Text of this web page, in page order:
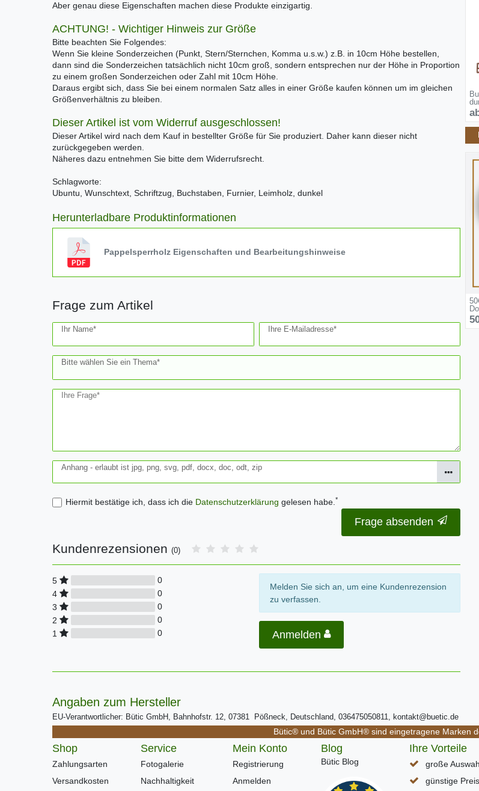
Aber genau diese Eigenschaften machen diese Produkte einzigartig.
ACHTUNG! - Wichtiger Hinweis zur Größe
Bitte beachten Sie Folgendes:
Wenn Sie kleine Sonderzeichen (Punkt, Stern/Sternchen, Komma u.s.w.) z.B. in 10cm Höhe bestellen,
dann sind die Sonderzeichen tatsächlich nicht 10cm groß, sondern entsprechen nur der Höhe in Proportion
zu einem großen Sonderzeichen oder Zahl mit 10cm Höhe.
Daraus ergibt sich, dass Sie bei einem normalen Satz alles in einer Größe kaufen können um im gleichen
Größenverhältnis zu bleiben.
Dieser Artikel ist vom Widerruf ausgeschlossen!
Dieser Artikel wird nach dem Kauf in bestellter Größe für Sie produziert. Daher kann dieser nicht
zurückgegeben werden.
Näheres dazu entnehmen Sie bitte dem Widerrufsrecht.
Schlagworte:
Ubuntu, Wunschtext, Schriftzug, Buchstaben, Furnier, Leimholz, dunkel
Herunterladbare Produktinformationen
Pappelsperrholz Eigenschaften und Bearbeitungshinweise
Frage zum Artikel
Ihr Name* Ihre E-Mailadresse*
Bitte wählen Sie ein Thema*
Ihre Frage*
Anhang - erlaubt ist jpg, png, svg, pdf, docx, doc, odt, zip
Hiermit bestätige ich, dass ich die Daten­schutz­erklärung gelesen habe. *
Ceres::Template.mailFormHoneypotLabel
Frage absenden
Kundenrezensionen (0)
5
0
4
0
3
0
2
0
1
0
Melden Sie sich an, um eine Kundenrezension
zu verfassen.
Anmelden
Angaben zum Hersteller
EU-Verantwortlicher: Bütic GmbH, Bahnhofstr. 12, 07381 Pößneck, Deutschland, 036475050811, kontakt@buetic.de
Bütic® und Bütic GmbH® sind eingetragene Marken
Shop
Zahlungsarten
Versandkosten
Service
Fotogalerie
Nachhaltigkeit
Mein Konto
Registrierung
Anmelden
Blog
Bütic Blog
Ihre Vorteile
große
günstige